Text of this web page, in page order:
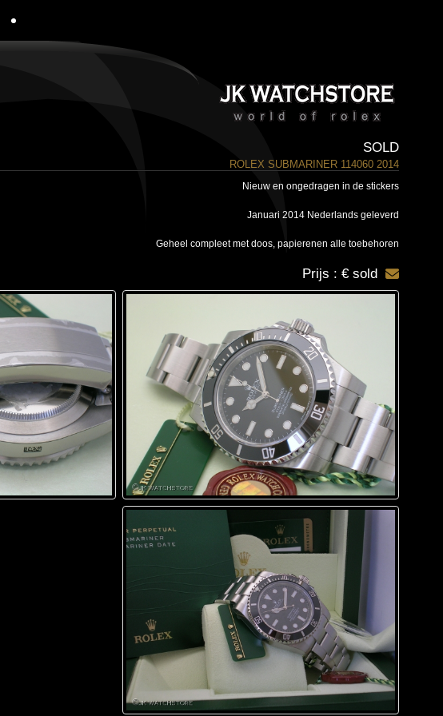
SOLD
ROLEX SUBMARINER 114060 2014
Nieuw en ongedragen in de stickers
Januari 2014 Nederlands geleverd
Geheel compleet met doos, papierenen alle toebehoren
Prijs : € sold